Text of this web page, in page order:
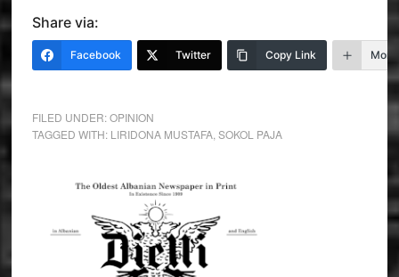
Share via:
Facebook Twitter Copy Link More
FILED UNDER:OPINION
TAGGED WITH: LIRIDONA MUSTAFA, SOKOL PAJA